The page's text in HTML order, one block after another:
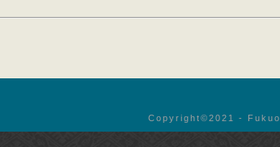
Copyright©︎2021 -